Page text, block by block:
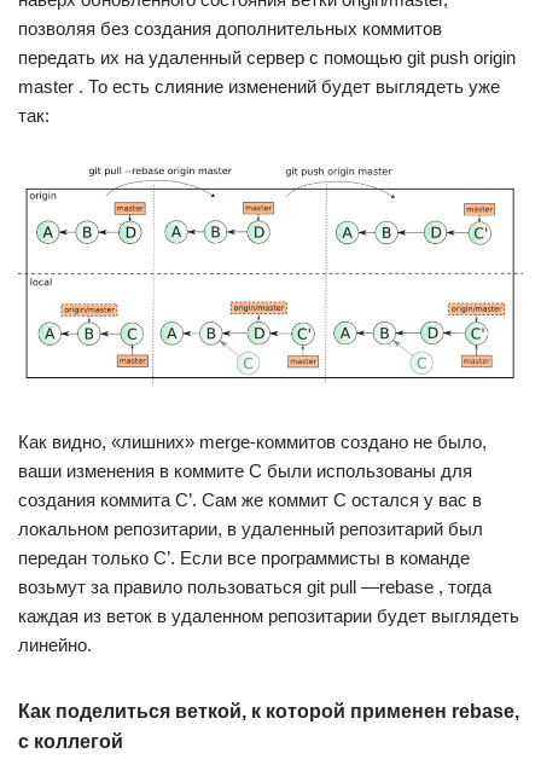
позволяя без создания дополнительных коммитов
передать их на удаленный сервер с помощью git push origin
master . То есть слияние изменений будет выглядеть уже
так:
Как видно, «лишних» merge-коммитов создано не было,
ваши изменения в коммите C были использованы для
создания коммита C’. Сам же коммит C остался у вас в
локальном репозитарии, в удаленный репозитарий был
передан только C’. Если все программисты в команде
возьмут за правило пользоваться git pull —rebase , тогда
каждая из веток в удаленном репозитарии будет выглядеть
линейно.
Как поделиться веткой, к которой применен rebase,
с коллегой